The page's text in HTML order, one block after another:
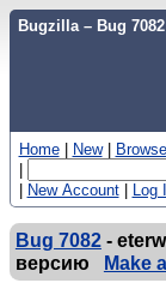
Bugzilla – Bug 7082
Home | New | Browse
|
| New Account | Log
Bug 7082 -
версию
Make